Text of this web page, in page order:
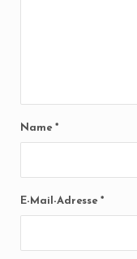
Name *
E-Mail-Adresse *